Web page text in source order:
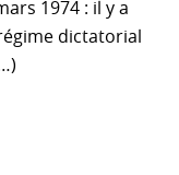
1974 : il y a
dictatorial